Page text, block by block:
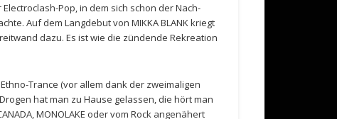
Electroclash-Pop, in dem sich schon der Nach-
Auf dem Langdebut von MIKKA BLANK kriegt
dazu. Es ist wie die zündende Rekreation
Trance (vor allem dank der zweimaligen
hat man zu Hause gelassen, die hört man
MONOLAKE oder vom Rock angenähert